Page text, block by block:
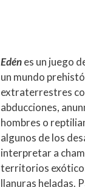
Edénes un juego
un mundo
extraterrestres
abducciones,
hombres o
algunos de los
interpretar a
territorios
llanuras heladas.